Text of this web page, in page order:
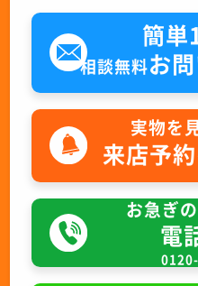
簡単
相談無料お
実物を
来店予
お急ぎ
電